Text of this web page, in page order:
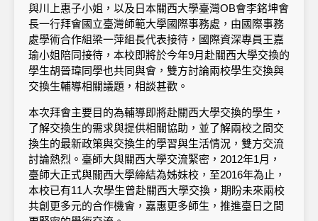
與川上惠子小姐，以及日本關西大學臺灣OB會李銘坤會
長一行拜會國立臺灣師範大學國際事務處，由國際事務
處學術合作組梁一萍組長代表接待，國際資深專員王嘉
瑜小姐陪同接待，本校即將於今年9月赴關西大學交換的
學生胡晉瑋同學也共同與會，雙方討論兩校學生交換與
交換生輔導相關議題，相談甚歡。
本次拜會主要目的為輔導即將赴關西大學交換的學生，
了解交換生的需求與提供相關協助，並了解兩校之間交
換生的最新政策與交換生的學習與生活情況，雙方交流
討論熱烈。臺師大與關西大學交流緊密，2012年1月，
臺師大正式與關西大學締結為姊妹校，至2016年為止，
本校已有11人次學生曾赴關西大學交換，期盼未來兩校
共創更多元的合作機會，嘉惠更多師生，推進臺日之間